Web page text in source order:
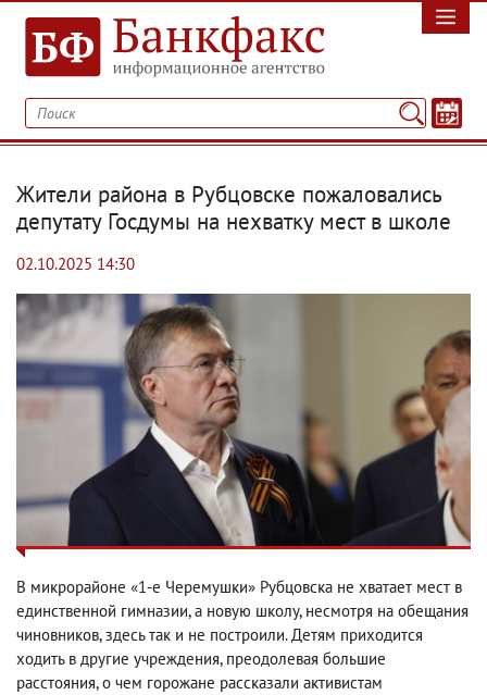
Жители района в Рубцовске пожаловались
депутату Госдумы на нехватку мест в школе
02.10.2025 14:30
В микрорайоне «1-е Черемушки» Рубцовска не хватает мест в
единственной гимназии, а новую школу, несмотря на обещания
чиновников, здесь так и не построили. Детям приходится
ходить в другие учреждения, преодолевая большие
расстояния, о чем горожане рассказали активистам